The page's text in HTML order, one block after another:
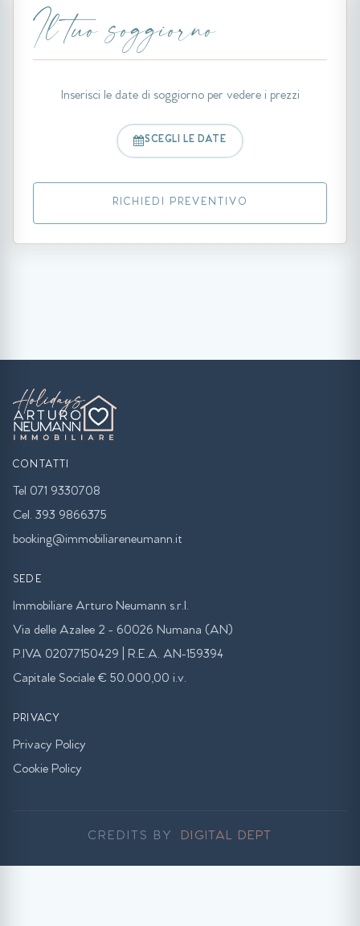
Il tuo soggiorno
Inserisci le date di soggiorno per vedere i prezzi
SCEGLI LE DATE
RICHIEDI PREVENTIVO
CONTATTI
Tel 071 9330708
Cel. 393 9866375
booking@immobiliareneumann.it
SEDE
Immobiliare Arturo Neumann s.r.l.
Via delle Azalee 2 - 60026 Numana (AN)
P.IVA 02077150429 | R.E.A. AN-159394
Capitale Sociale € 50.000,00 i.v.
PRIVACY
Privacy Policy
Cookie Policy
CREDITS BY DIGITAL DEPT